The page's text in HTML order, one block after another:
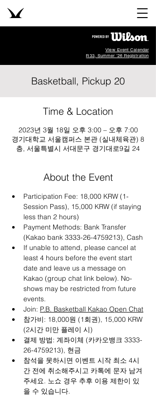
View Event Calendar
R33, Summer '26 Registration
Basketball, Pickup 20
Time & Location
2023년 3월 18일 오후 3:00 – 오후 7:00
경기대학교 서울캠퍼스 본관 (실내체육관) 8
층, 서울특별시 서대문구 경기대로9길 24
About the Event
Participation Fee: 18,000 KRW (1-
Session Pass), 15,000 KRW (if staying
less than 2 hours)
Payment Methods: Bank Transfer
(Kakao bank 3333-26-4759213), Cash
If unable to attend, please cancel at
least 4 hours before the event start
date and leave us a message on
Kakao (group chat link below). No-
shows may be restricted from future
events.
Join: P.B. Basketball Kakao Open Chat
참가비: 18,000원 (1회권), 15,000 KRW
(2시간 미만 플레이 시)
결제 방법: 계좌이체 (카카오뱅크 3333-
26-4759213), 현금
참석을 못하시면 이벤트 시작 최소 4시
간 전에 취소해주시고 카톡에 문자 남겨
주세요. 노쇼 경우 추후 이용 제한이 있
을 수 있습니다.